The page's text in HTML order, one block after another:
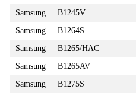
Samsung
B1245V
Samsung
B1264S
Samsung
B1265/HAC
Samsung
B1265AV
Samsung
B1275S